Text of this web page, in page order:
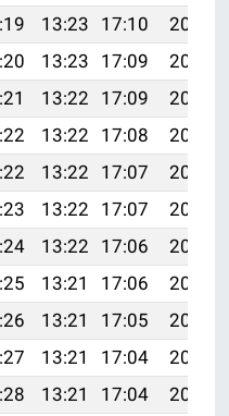
13:23 17:10
20:17
13:23 17:09
20:16
13:22 17:09
20:14
13:22 17:08
20:13
13:22 17:07
20:12
13:22 17:07
20:10
13:22 17:06
20:09
13:21 17:06
20:08
13:21 17:05
20:06
13:21 17:04
20:05
13:21 17:04
20:03